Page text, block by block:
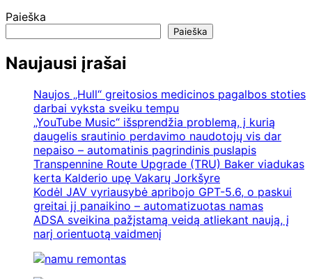
Paieška
Paieška
Naujausi įrašai
Naujos „Hull“ greitosios medicinos pagalbos stoties
darbai vyksta sveiku tempu
„YouTube Music“ išsprendžia problemą, į kurią
daugelis srautinio perdavimo naudotojų vis dar
nepaiso – automatinis pagrindinis puslapis
Transpennine Route Upgrade (TRU) Baker viadukas
kerta Kalderio upę Vakarų Jorkšyre
Kodėl JAV vyriausybė apribojo GPT-5.6, o paskui
greitai jį panaikino – automatizuotas namas
ADSA sveikina pažįstamą veidą atliekant naują, į
narį orientuotą vaidmenį